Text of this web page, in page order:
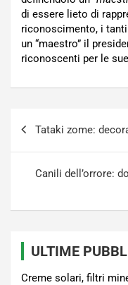
di essere lieto di
riconoscimento, i tanti
un “maestro” il
riconoscenti per le
Tataki zome:
Canili dell’orrore:
ULTIME
Creme solari, filtri